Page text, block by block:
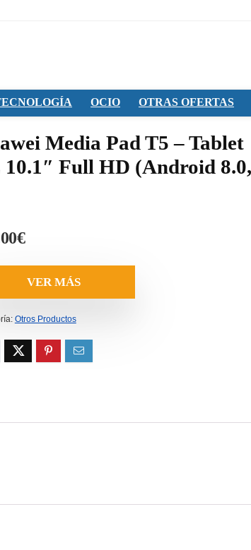
OCIO OTRAS OFERTAS
Media Pad T5 – Tablet
10.1″ Full HD (Android 8.0,
€
VER MÁS
Otros Productos